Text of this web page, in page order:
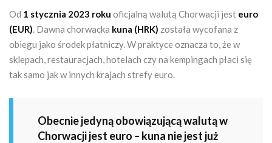
Od 1 stycznia 2023 roku oficjalną walutą Chorwacji jest euro
(EUR). Dawna chorwacka kuna (HRK) została wycofana z
obiegu jako środek płatniczy. W praktyce oznacza to, że w
sklepach, restauracjach, hotelach czy na kempingach płaci się
tak samo jak w innych krajach strefy euro.
Obecnie jedyną obowiązującą walutą w
Chorwacji jest euro – kuna nie jest już